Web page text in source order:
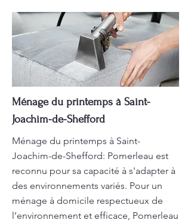
Ménage du printemps à Saint-
Joachim-de-Shefford
Ménage du printemps à Saint-
Joachim-de-Shefford: Pomerleau est
reconnu pour sa capacité à s'adapter à
des environnements variés. Pour un
ménage à domicile respectueux de
l’environnement et efficace, Pomerleau